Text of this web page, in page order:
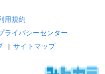
用規約
ライバシーセンター
| サイトマップ